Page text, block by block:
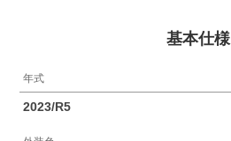
基本仕様
年式
2023/R5